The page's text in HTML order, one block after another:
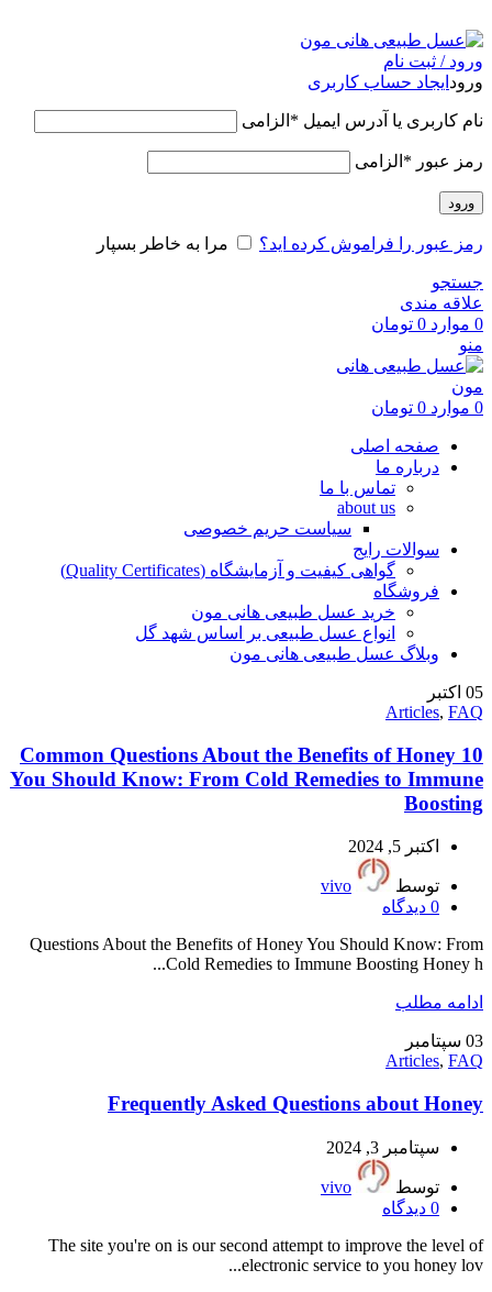
ورود / ثبت نام
ورود ایجاد حساب کاربری
نام کاربری یا آدرس ایمیل * الزامی
رمز عبور * الزامی
ورود
رمز عبور را فراموش کرده اید؟ مرا به خاطر بسپار
جستجو
علاقه مندی
0 موارد 0 تومان
منو
0 موارد 0 تومان
صفحه اصلی
درباره ما
تماس با ما
about us
سیاست حریم خصوصی
سوالات رایج
گواهی کیفیت و آزمایشگاه (Quality Certificates)
فروشگاه
خرید عسل طبیعی هانی مون
انواع عسل طبیعی بر اساس شهد گل
وبلاگ عسل طبیعی هانی مون
05 اکتبر
Articles, FAQ
10 Common Questions About the Benefits of Honey
You Should Know: From Cold Remedies to Immune
Boosting
اکتبر 5, 2024
توسط
vivo
0 دیدگاه
Questions About the Benefits of Honey You Should Know: From
Cold Remedies to Immune Boosting Honey h...
ادامه مطلب
03 سپتامبر
Articles, FAQ
Frequently Asked Questions about Honey
سپتامبر 3, 2024
توسط
vivo
0 دیدگاه
The site you're on is our second attempt to improve the level of
electronic service to you honey lov...